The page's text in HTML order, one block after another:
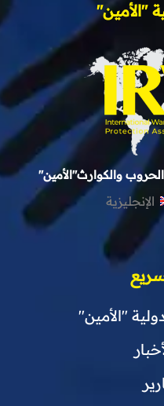
"الأمين"
والكوارث"الأمين"
الإنجليزية
"الأمين"